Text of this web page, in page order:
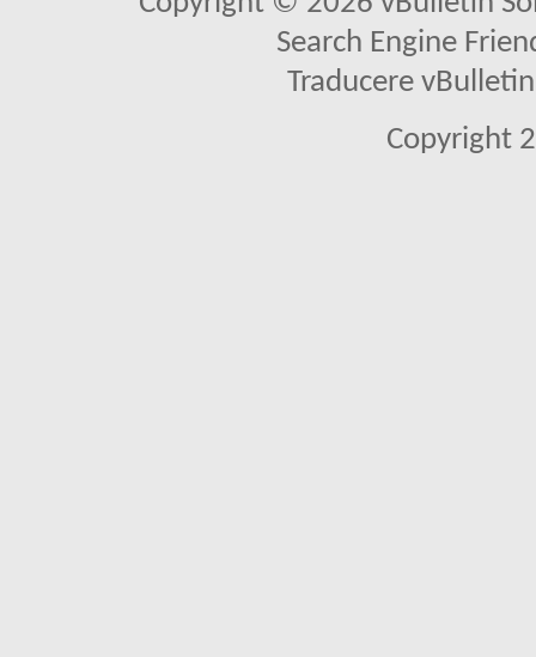
Search Engine
Traducere
Copyright